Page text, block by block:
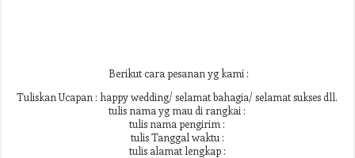
Berikut cara pesanan yg kami :
Tuliskan Ucapan : happy wedding/ selamat bahagia/ selamat sukses dll.
tulis nama yg mau di rangkai :
tulis nama pengirim :
tulis Tanggal waktu :
tulis alamat lengkap :